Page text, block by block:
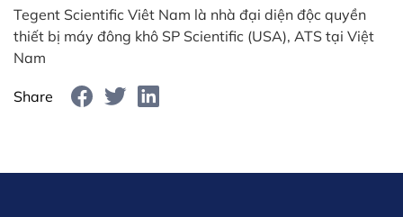
Tegent Scientific Viêt Nam là nhà đại diện độc quyền
thiết bị máy đông khô SP Scientific (USA), ATS tại Việt
Nam
Share